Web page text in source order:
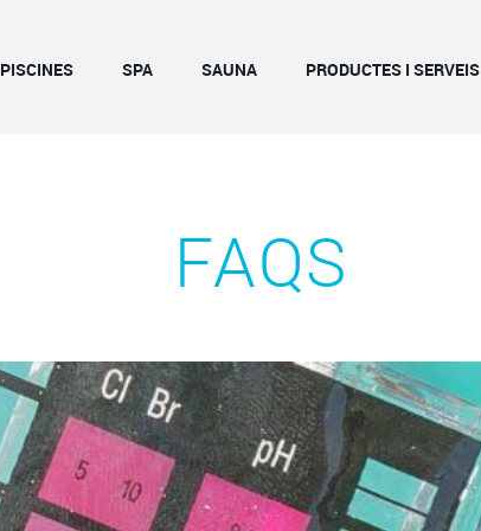
PISCINES SPA SAUNA PRODUCTES I SERVEIS
FAQS